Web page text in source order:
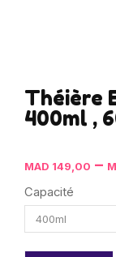
Théière
400ml ,
MAD 149,00 –
Capacité